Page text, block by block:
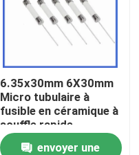
6.35x30mm 6X30mm
Micro tubulaire à
fusible en céramique à
souffle rapide
F10A/12A/15A/20A/25A/
envoyer une